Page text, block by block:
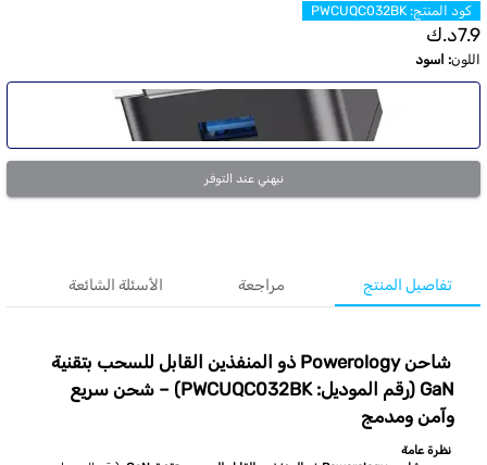
كود المنتج:
PWCUQC032BK
7.9د.ك
اللون: اسود
نبهني عند التوفر
تفاصيل المنتج مراجعة الأسئلة الشائعة
شاحن Powerology ذو المنفذين القابل للسحب بتقنية
GaN (رقم الموديل: PWCUQC032BK) – شحن سريع
وآمن ومدمج
نظرة عامة